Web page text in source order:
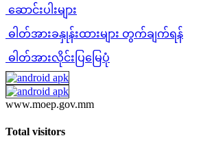
ဆောင်းပါးများ
ဓါတ်အားခနှုန်းထားများ တွက်ချက်ရန်
ဓါတ်အားလိုင်းပြမြေပုံ
www.moep.gov.mm
Total visitors